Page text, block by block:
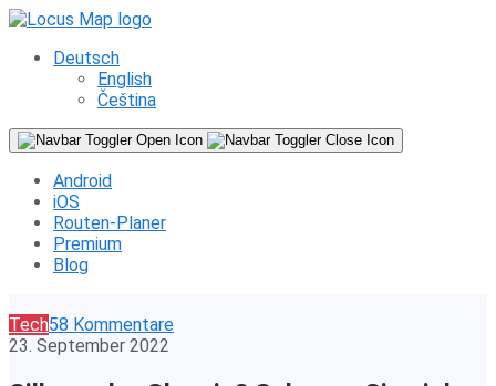
Deutsch
English
Čeština
Android
iOS
Routen-Planer
Premium
Blog
Tech58 Kommentare
23. September 2022